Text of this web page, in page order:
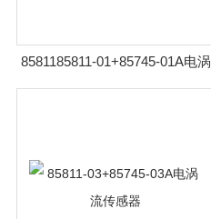
8581185811-01+85745-01A电涡
流传感器